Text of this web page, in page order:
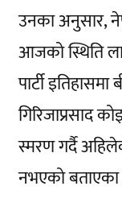
उनका अनुसार,
आजको स्थिति
पार्टी
गिरिजाप्रसाद
स्मरण गर्दै
नभएको